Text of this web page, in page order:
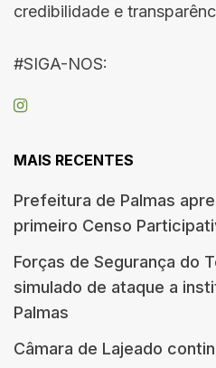
credibilidade e
#SIGA-NOS:
MAIS RECENTES
Prefeitura de Palmas
primeiro Censo
Forças de Segurança do
simulado de ataque a
Palmas
Câmara de Lajeado